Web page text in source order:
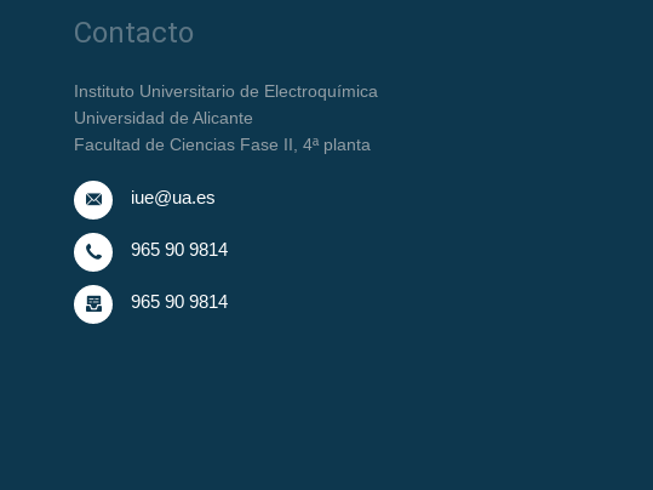
Contacto
Instituto Universitario de Electroquímica
Universidad de Alicante
Facultad de Ciencias Fase II, 4ª planta
iue@ua.es
965 90 9814
965 90 9814